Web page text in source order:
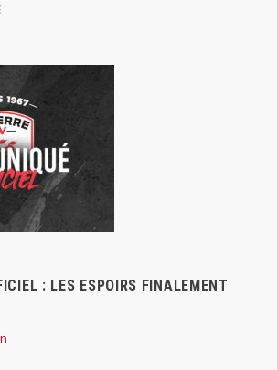
: LES ESPOIRS FINALEMENT